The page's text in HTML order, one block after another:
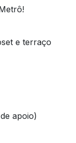
e terraço
apoio)